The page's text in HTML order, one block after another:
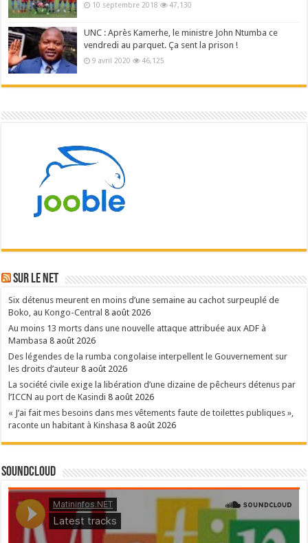
10 septembre 2018 47,130
UNC : Après Kamerhe, le ministre John Ntumba ce
vendredi au parquet. Ça sent la prison !
9 avril 2020 46,125
Sur le NET
Six détenus meurent en moins d’une semaine au cachot surpeuplé de
Boko, au Kongo-Central 8 août 2026
Au moins 13 morts dans une nouvelle attaque attribuée aux ADF à
Mambasa 8 août 2026
Des légendes de la rumba congolaise interpellent le Gouvernement sur
les droits d’auteur 8 août 2026
La société civile exige la libération d’une dizaine de pêcheurs détenus par
l’ICCN au port de Kasindi 8 août 2026
« J’ai fait mes besoins dans mes vêtements faute de toilettes publiques »,
raconte un habitant à Kinshasa 8 août 2026
SoundCloud